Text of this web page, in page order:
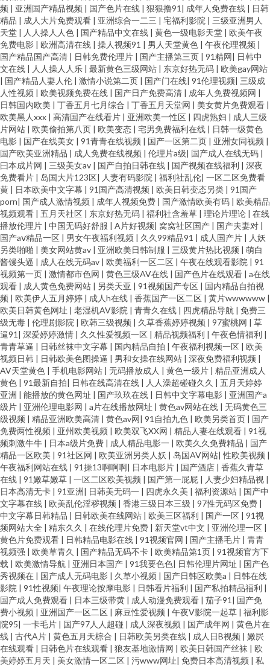
频 | 亚洲国产精品视频 | 国产色片在线 | 狠狠撸91 | 成年人免费在线 | 日韩
精品 | 成人大片免费观看 | 亚洲综合一二三 | 宅福利影院 | 三级亚洲男人
天堂 | 人人操人人色 | 国产精品中文在线 | 黄色一级电影天堂 | 欧美午夜
免费电影 | 欧洲高清在线 | 操人视频91 | 男人天堂黄色 | 午夜伦理视频 |
国产精品国产高清 | 日韩免费伦理片 | 国产主播第三页 | 91精网| 日韩中
文在线 | 人人操人人乐 | 最新黄色三级网站 | 东京好热无码 | 欧美gay网站
| 国产精品人妻人伦 | 激情小说第二页 | 国产门在线| 91伦理视频| 三级成
人性视频 | 欧美视频免费在线 | 国产日产免费高清 | 成年人免费视频网 |
日韩国内欧美 | 丁香五月七月综合 | 丁香五月天堂网 | 美女黄片免费观看 |
欧美黑人xxx | 高清国产在线看片 | 亚洲欧美一性区 | 四虎熟妇 | 成人三级
片网站 | 欧美偷拍第八页 | 欧美变态 | 宅男免费福利在线 | 日韩一级黄色
电影 | 国产在线美女 | 91青青在线视频 | 国产一区第二页 | 亚洲女同视频 |
国产欧美亚洲精品 | 成人免费在线视频 | 伦理片a级| 国产成人在线无码 |
曰本成片网 | 三级美女av | 国产自拍日韩在线 | 国产视频在线福利 | 深夜
免费看片 | 岛国大片123区| 人妻有码影院 | 福利社乱伦| 一区二区免费看
黄 | 日本欧美中文字幕 | 91国产高清视频 | 欧美日韩变态另类 | 91国产
porn| 国产成人激情视频 | 成年人视频免费 | 国产激情欧美有码 | 欧美精品
视频观看 | 五月天社区 | 东京好热无码 | 福利社含羞草 | 理论片理论 | 在线
播放伦理片 | 中国无码好舒服 | A片好视频| 窝窝社区国产 | 国产夫妻对 |
国产aⅴ精品一区 | 男女午夜福利视频 | 久久99精品91 | 成人国产片 | 人妖
另类啪啪 | 美女网站黄av | 亚洲欧美日韩制服 | 三级黄片热比视频 | 萌白
酱馒头逼 | 成人在线无码av | 欧美福利一区二区 | 午夜在线观看影院 | 91
视频第一页 | 激情都市色网 | 黄色三级AV在线 | 国产色片在线观看 | a在线
观看 | 成人黄色免费网站 | 另类天亚 | 91视频国产专区 | 国内精品自拍视
频 | 欧美伊人五月婷婷 | 成人h在线 | 香蕉国产一区二区 | 黄片wwwwww |
欧美日韩黄色网址 | 老湿机AV影院 | 青青久在线 | 四虎精品导航 | 免费三
级无毒 | 伦理剧影院 | 欧韩三级视频 | 久草香蕉婷婷视频 | 97蜜桃网 | 草
逼91 | 深爱婷婷激情 | 久久性爱视频一区 | 精品视频福利 | 午夜色情福利 |
青青草逼 | 日韩丝袜中文字幕 | 国内精品自拍 | 午夜福利视频一区 | 欧美
视频日韩 | 日韩欧美色图操逼 | 男和女操在线网站 | 深夜免费福利视频 |
AV天堂黄色 | 手机电影网站 | 无码播放成人 | 黄色一级片 | 精品亚洲成人
黄色 | 91最新自拍| 日韩在线高清在线 | 人人澡超碰碰久久 | 五月天婷婷
亚洲 | 能播放的黄色网址 | 国产玖玖在线 | 日韩中文字幕电影 | 亚洲国产a
级片 | 亚洲伦理电影网 | a片在线播放网址 | 黄色av网站在线 | 无码黄色三
级视频 | 精品亚洲欧美高清 | 黄色av网| 91自拍九色 | 欧美另类首页 | 国产
免费两性视频 | 亚州欧美视频 | 欧美双飞XX网 | 精品人妻在线观看 | 91视
频刺激牛牛 | 日本a级片免费 | 成人精品电影一 | 欧美久久免费精品 | 国产
精品一区欧美 | 91社区网 | 欧美亚洲另类人妖 | 岛国AV网站|性欧美视频 |
午夜福利网站在线 | 91操13啊啊啊| 日本电影片 | 国产酒店 | 香蕉久青草
在线 | 91嫩草嫩草 | 一区二区欧美视频 | 国产第一屁屁 | 人妻少妇精品视 |
日本高清无卡 | 91亚洲| 日韩美无码一 | 四虎永久美 | 福利资源站 | 国产中
文字幕在线 | 欧美乱伦淫秽视频 | 香港三级日本三级 | 97性无码区免费 |
中文字幕日韩精品 | 日韩欧美在线网站 | 欧美三区福利 | 国产一区 | 91视
频网站大全 | 精东久久 | 在线伦理片免费 | 新天堂vt中文 | 亚洲伦理一区 |
黄色片免费观看 | 日韩精品电影在线 | 91视频官网 | 国产主播毛片 | 青青
视频强 | 欧美草青久 | 国产精品无码不卡 | 欧美精品第1页 | 91视频官方下
载 | 欧美激情导航 | 亚洲日本国产 | 91我要色色| 日韩伦理片网址 | 国产色
秀视频在 | 国产成人无码电影 | 久草小视频 | 国产日韩区欧美a | 日韩在线
影院 | 91性视频| 午夜理论按摩电影 | 日韩看片福利 | 国产私拍精品福利 |
国产成人免费观看 | 日本三级带黄 | 成人动漫免费观看 | 茄子91 | 国产免
费小视频 | 亚洲国产一区二区 | 麻豆性爱视频 | 午夜V影院一起草 | 福利影
院95| 一卡毛片 | 国产97人人超碰 | 成人深夜视频 | 国产成年网 | 黄色片在
线 | 古代A片 | 黄色五月天棕合 | 日韩欧美另类在线 | 成人日B视频 | 嫩屄
在线观看 | 日韩色片在线观看 | 狼友基地激情网 | 欧美日韩国产丝袜 | 欧
美婷婷五月天 | 美女激情一区二区 | 污www网址| 免费日本高清视频 | 私